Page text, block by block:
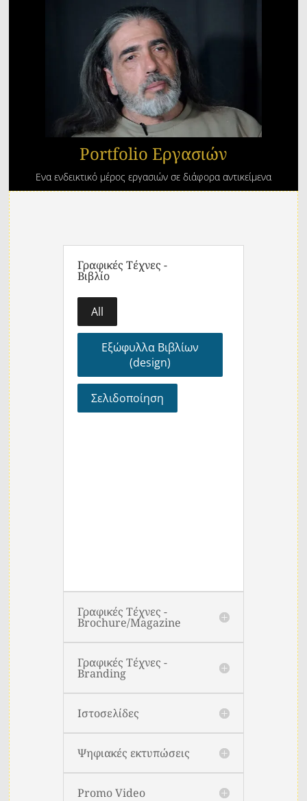
Portfolio Εργασιών
Ενα ενδεικτικό μέρος εργασιών σε διάφορα αντικείμενα
Γραφικές Τέχνες -
Βιβλίο
All
Εξώφυλλα Βιβλίων
(design)
Σελιδοποίηση
Γραφικές Τέχνες -
Brochure/Magazine
Γραφικές Τέχνες -
Branding
Ιστοσελίδες
Ψηφιακές εκτυπώσεις
Promo Video